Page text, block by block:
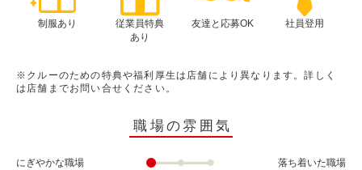
制服あり
従業員特典
あり
友達と応募OK 社員登用
※クルーのための特典や福利厚生は店舗により異なります。詳しく
は店舗までお問い合せください。
職場の雰囲気
にぎやかな職場 落ち着いた職場